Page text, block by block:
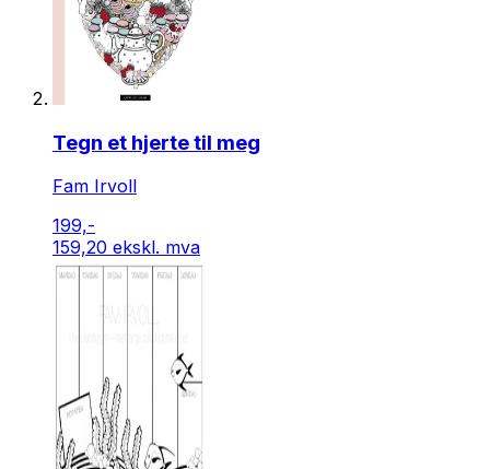
Tegn et hjerte til meg
Fam Irvoll
199,-
159,20 ekskl. mva